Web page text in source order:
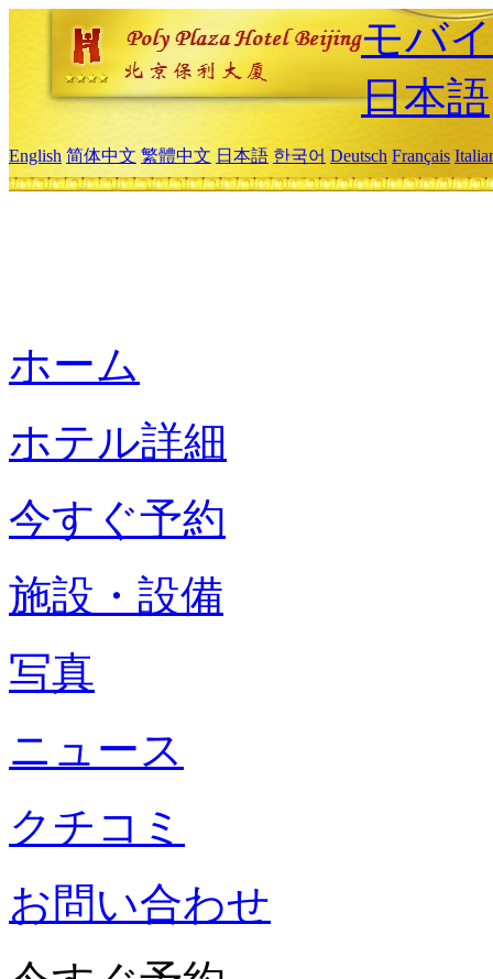
モバ
日本語
English 简体中文 繁體中文 日本語 한국어 Deutsch Français
ホーム
ホテル詳細
今すぐ予約
施設・設備
写真
ニュース
クチコミ
お問い合わせ